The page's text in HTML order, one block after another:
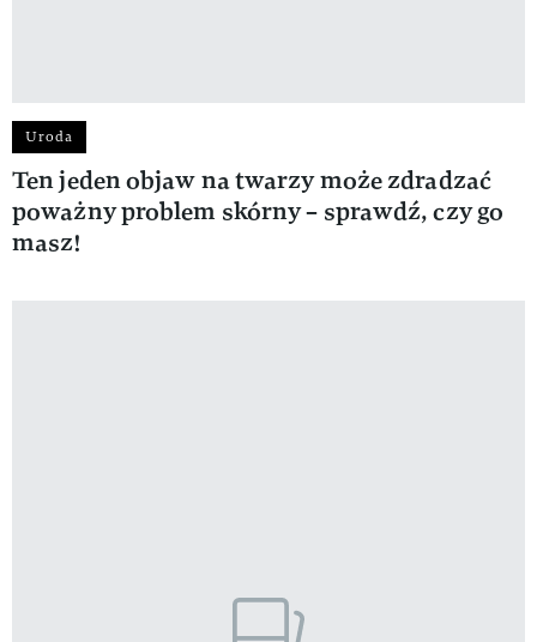
Uroda
Ten jeden objaw na twarzy może zdradzać
poważny problem skórny – sprawdź, czy go
masz!